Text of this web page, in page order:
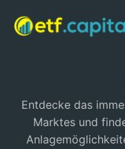
Entdecke das
Marktes und